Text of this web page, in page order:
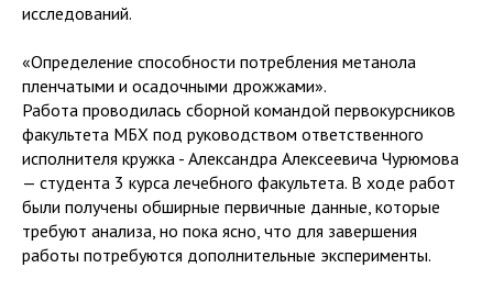
исследований.
«Определение способности потребления метанола
пленчатыми и осадочными дрожжами».
Работа проводилась сборной командой первокурсников
факультета МБХ под руководством ответственного
исполнителя кружка - Александра Алексеевича Чурюмова
— студента 3 курса лечебного факультета. В ходе работ
были получены обширные первичные данные, которые
требуют анализа, но пока ясно, что для завершения
работы потребуются дополнительные эксперименты.